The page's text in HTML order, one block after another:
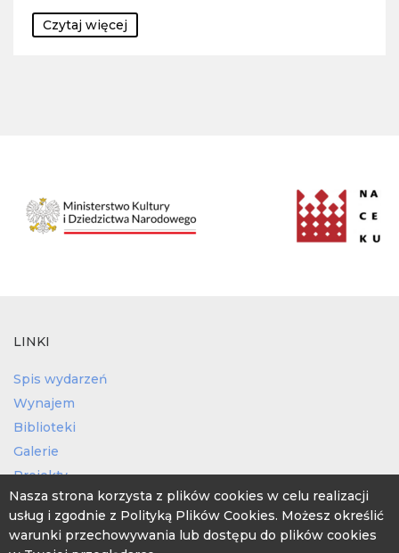
Czytaj więcej
LINKI
Spis wydarzeń
Wynajem
Biblioteki
Galerie
Projekty
Świetlice wiejskie
PRZETWARZANIE DANYCH
Nasza strona korzysta z plików cookies w celu realizacji
usług i zgodnie z Polityką Plików Cookies. Możesz określić
warunki przechowywania lub dostępu do plików cookies